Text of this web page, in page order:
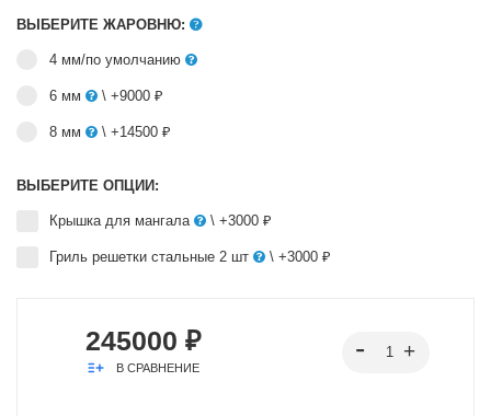
ВЫБЕРИТЕ ЖАРОВНЮ:
4 мм/по умолчанию
6 мм \ +9000 ₽
8 мм \ +14500 ₽
ВЫБЕРИТЕ ОПЦИИ:
Крышка для мангала \ +3000 ₽
Гриль решетки стальные 2 шт \ +3000 ₽
245000 ₽
В СРАВНЕНИЕ